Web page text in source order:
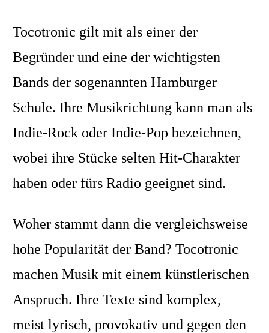
Tocotronic gilt mit als einer der
Begründer und eine der wichtigsten
Bands der sogenannten Hamburger
Schule. Ihre Musikrichtung kann man als
Indie-Rock oder Indie-Pop bezeichnen,
wobei ihre Stücke selten Hit-Charakter
haben oder fürs Radio geeignet sind.
Woher stammt dann die vergleichsweise
hohe Popularität der Band? Tocotronic
machen Musik mit einem künstlerischen
Anspruch. Ihre Texte sind komplex,
meist lyrisch, provokativ und gegen den